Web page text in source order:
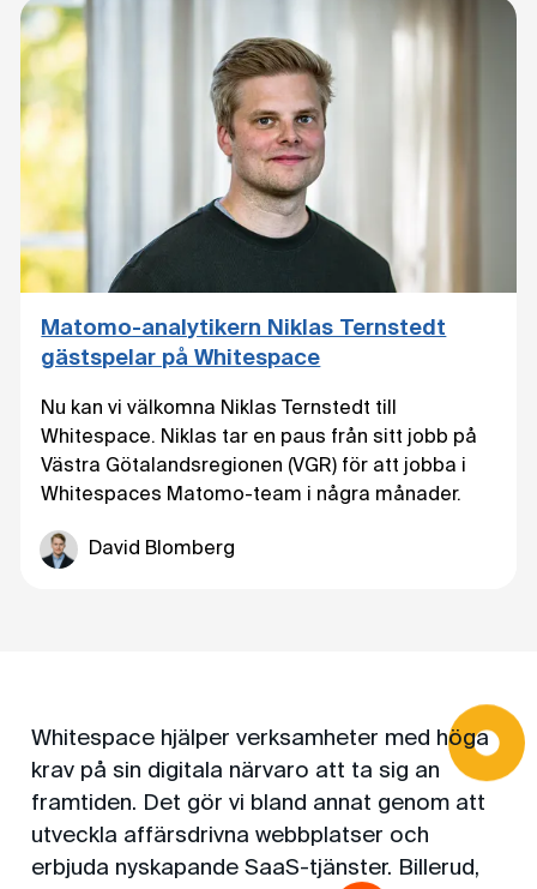
Matomo-analytikern Niklas Ternstedt
gästspelar på Whitespace
Nu kan vi välkomna Niklas Ternstedt till
Whitespace. Niklas tar en paus från sitt jobb på
Västra Götalandsregionen (VGR) för att jobba i
Whitespaces Matomo-team i några månader.
David Blomberg
Whitespace hjälper verksamheter med höga
krav på sin digitala närvaro att ta sig an
framtiden. Det gör vi bland annat genom att
utveckla affärsdrivna webbplatser och
erbjuda nyskapande SaaS-tjänster. Billerud,